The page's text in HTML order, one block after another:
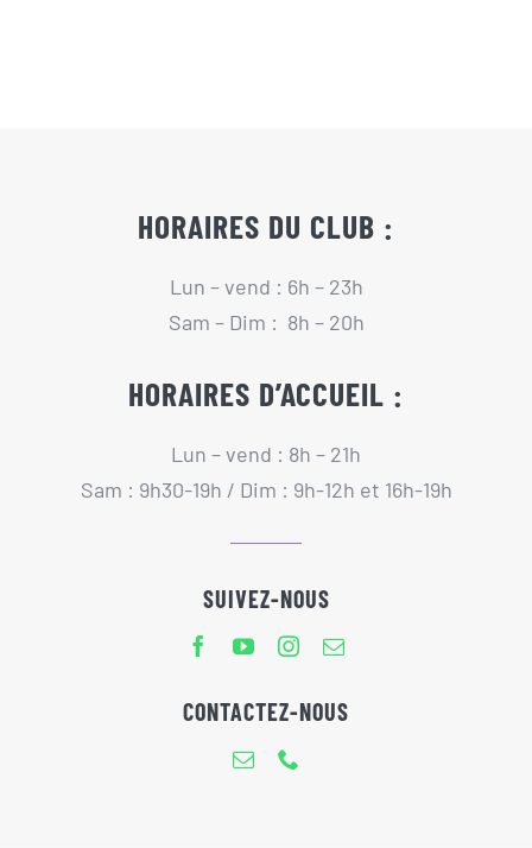
HORAIRES DU CLUB :
Lun – vend : 6h – 23h
Sam – Dim : 8h – 20h
HORAIRES D’ACCUEIL :
Lun – vend : 8h – 21h
Sam : 9h30-19h / Dim : 9h-12h et 16h-19h
SUIVEZ-NOUS
CONTACTEZ-NOUS